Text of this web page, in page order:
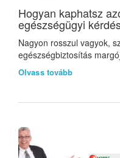
Hogyan kaphatsz
egészségügyi
Nagyon rosszul vagyok,
egészségbiztosítás
Olvass tovább